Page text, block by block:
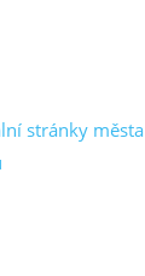
stránky města